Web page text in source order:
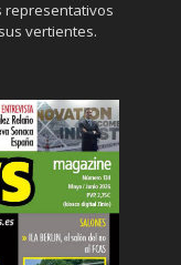
representativos
vertientes.